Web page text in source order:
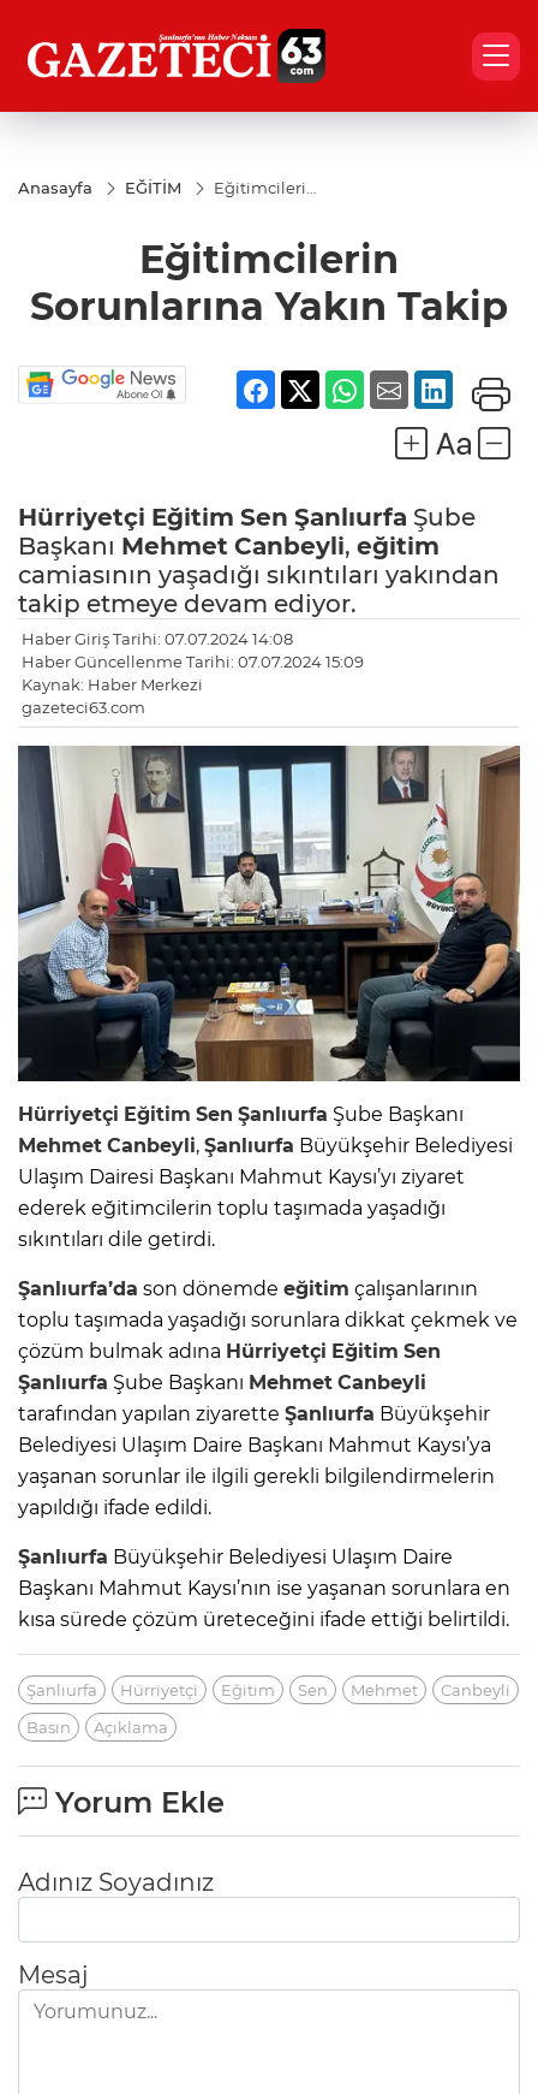
Anasayfa EĞİTİM
Eğitimcilerin
Eğitimcilerin
Sorunlarına Yakın Takip
Hürriyetçi Eğitim Sen Şanlıurfa Şube
Başkanı Mehmet Canbeyli, eğitim
camiasının yaşadığı sıkıntıları yakından
takip etmeye devam ediyor.
Haber Giriş Tarihi: 07.07.2024 14:08
Haber Güncellenme Tarihi: 07.07.2024 15:09
Kaynak: Haber Merkezi
gazeteci63.com
Hürriyetçi Eğitim Sen Şanlıurfa Şube Başkanı
Mehmet Canbeyli, Şanlıurfa Büyükşehir Belediyesi
Ulaşım Dairesi Başkanı Mahmut Kaysı’yı ziyaret
ederek eğitimcilerin toplu taşımada yaşadığı
sıkıntıları dile getirdi.
Şanlıurfa’da son dönemde eğitim çalışanlarının
toplu taşımada yaşadığı sorunlara dikkat çekmek ve
çözüm bulmak adına Hürriyetçi Eğitim Sen
Şanlıurfa Şube Başkanı Mehmet Canbeyli
tarafından yapılan ziyarette Şanlıurfa Büyükşehir
Belediyesi Ulaşım Daire Başkanı Mahmut Kaysı’ya
yaşanan sorunlar ile ilgili gerekli bilgilendirmelerin
yapıldığı ifade edildi.
Şanlıurfa Büyükşehir Belediyesi Ulaşım Daire
Başkanı Mahmut Kaysı’nın ise yaşanan sorunlara en
kısa sürede çözüm üreteceğini ifade ettiği belirtildi.
Şanlıurfa Hürriyetçi Eğitim Sen Mehmet
Canbeyli
Basın
Açıklama
Yorum Ekle
Adınız Soyadınız
Mesaj